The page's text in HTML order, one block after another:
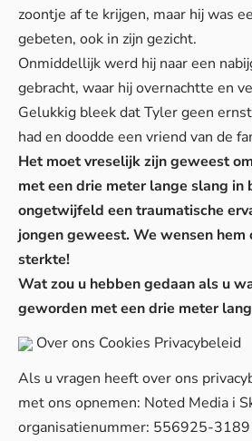
zoontje af te krijgen, maar hij was
gebeten, ook in zijn gezicht.
Onmiddellijk werd hij naar een
gebracht, waar hij overnachtte en
Gelukkig bleek dat Tyler geen
had en doodde een vriend van de
Het moet vreselijk zijn geweest
met een drie meter lange slang in
ongetwijfeld een traumatische
jongen geweest. We wensen
sterkte!
Wat zou u hebben gedaan als u
geworden met een drie meter
Over ons Cookies Privacybeleid
Als u vragen heeft over ons
met ons opnemen: Noted Media i
organisatienummer: 556925-3189